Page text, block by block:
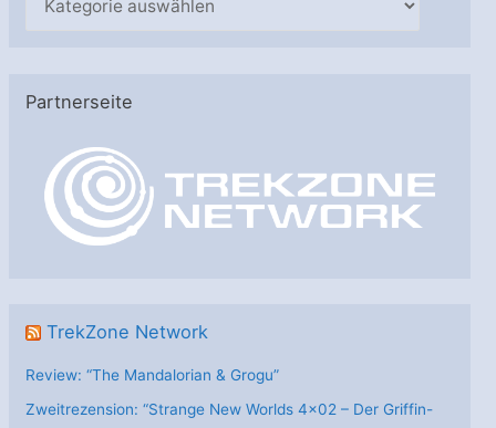
g
Partnerseite
TrekZone Network
Review: “The Mandalorian & Grogu”
Zweitrezension: “Strange New Worlds 4×02 – Der Griffin-